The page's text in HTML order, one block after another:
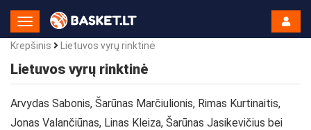
Toggle
Navigation
Krepšinis
Lietuvos vyrų rinktinė
Lietuvos vyrų rinktinė
Arvydas Sabonis, Šarūnas Marčiulionis, Rimas Kurtinaitis,
Jonas Valančiūnas, Linas Kleiza, Šarūnas Jasikevičius bei